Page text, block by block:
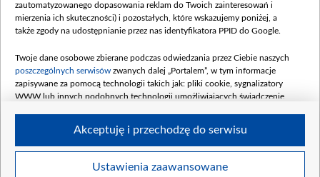
zautomatyzowanego dopasowania reklam do Twoich zainteresowań i
mierzenia ich skuteczności) i pozostałych, które wskazujemy poniżej, a
także zgody na udostępnianie przez nas identyfikatora PPID do Google.
Twoje dane osobowe zbierane podczas odwiedzania przez Ciebie naszych
poszczególnych serwisów zwanych dalej „Portalem”, w tym informacje
zapisywane za pomocą technologii takich jak: pliki cookie, sygnalizatory
WWW lub innych podobnych technologii umożliwiających świadczenie
Twoje dane osobowe zbierane podczas odwiedzania przez Ciebie
Ustawienia zaawansowane
Akceptuję i przechodzę do serwisu